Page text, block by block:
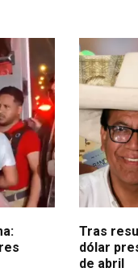
Tras
dólar
de abril